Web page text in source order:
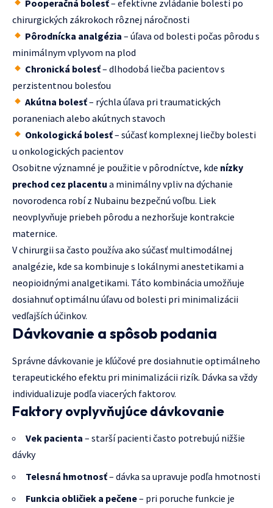
Pooperačná bolesť– efektívne zvládanie bolesti po
chirurgických zákrokoch rôznej náročnosti
Pôrodnícka analgézia – úľava od bolesti počas pôrodu s
minimálnym vplyvom na plod
Chronická bolesť– dlhodobá liečba pacientov s
perzistentnou bolesťou
Akútna bolesť– rýchla úľava pri traumatických
poraneniach alebo akútnych stavoch
Onkologická bolesť– súčasť komplexnej liečby bolesti
u onkologických pacientov
Osobitne významné je použitie v pôrodníctve, kde nízky
prechod cez placentu a minimálny vpliv na dýchanie
novorodenca robí z Nubainu bezpečnú voľbu. Liek
neovplyvňuje priebeh pôrodu a nezhoršuje kontrakcie
maternice.
V chirurgii sa často používa ako súčasť multimodálnej
analgézie, kde sa kombinuje s lokálnymi anestetikami a
neopioidnými analgetikami. Táto kombinácia umožňuje
dosiahnuť optimálnu úľavu od bolesti pri minimalizácii
vedľajších účinkov.
Dávkovanie a spôsob podania
Správne dávkovanie je kľúčové pre dosiahnutie optimálneho
terapeutického efektu pri minimalizácii rizík. Dávka sa vždy
individualizuje podľa viacerých faktorov.
Faktory ovplyvňujúce dávkovanie
Vek pacienta – starší pacienti často potrebujú nižšie
dávky
Telesná hmotnosť– dávka sa upravuje podľa hmotnosti
Funkcia obličiek a pečene– pri poruche funkcie je